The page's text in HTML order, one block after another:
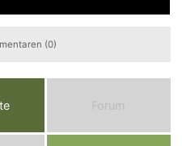
(0)
Forum